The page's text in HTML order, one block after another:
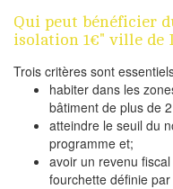
Qui peut bénéficier
isolation 1€" ville de
Trois critères sont
habiter dans les
bâtiment de plus de
atteindre le seuil du
programme et;
avoir un revenu
fourchette définie par